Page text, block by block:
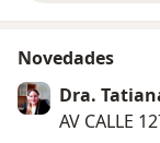
Novedades
Dra.
AV CALLE